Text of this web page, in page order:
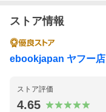
ストア情報
ebookjapan ヤフー店
ストア評価
4.65